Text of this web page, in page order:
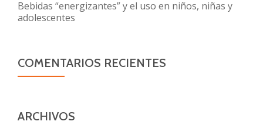
Bebidas “energizantes” y el uso en niños, niñas y
adolescentes
COMENTARIOS RECIENTES
ARCHIVOS